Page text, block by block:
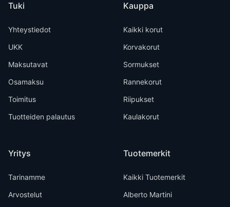
Tuki
Yhteystiedot
UKK
Maksutavat
Osamaksu
Toimitus
Tuotteiden palautus
Yritys
Tarinamme
Arvostelut
Kauppa
Kaikki korut
Korvakorut
Sormukset
Rannekorut
Riipukset
Kaulakorut
Tuotemerkit
Kaikki Tuotemerkit
Alberto Martini